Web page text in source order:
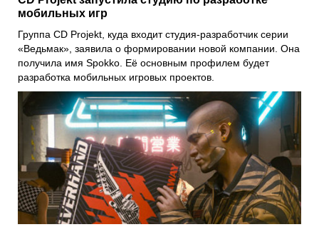
мобильных игр
Группа CD Projekt, куда входит студия-разработчик серии
«Ведьмак», заявила о формировании новой компании. Она
получила имя Spokko. Её основным профилем будет
разработка мобильных игровых проектов.